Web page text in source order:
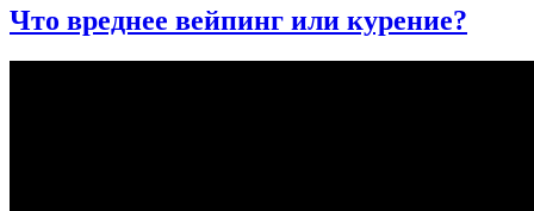
Как
защитить
Что вреднее вейпинг или курение?